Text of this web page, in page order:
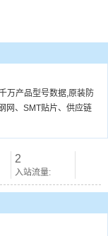
万产品型号数据,原装防
网、SMT贴片、供应链
2
入站流量: